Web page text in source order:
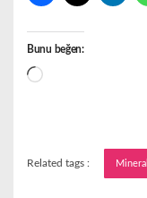
Bunu beğen:
Yükleniyor...
Related tags : Mineral